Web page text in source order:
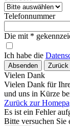
Telefonnummer
Die mit *
Ich habe die
Absenden Zurück
Vielen Dank
Vielen Dank für
und uns in Kürze
Zurück zur
Es ist ein Fehler
Bitte versuchen Sie